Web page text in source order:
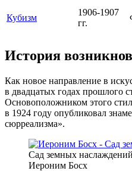
Кубизм
1906-1907
гг.
История
Как новое направление в
в двадцатых годах прошлого
Основоположником этого
в 1924 году опубликовал
сюрреализма».
Сад земных наслаждений
Иероним Босх